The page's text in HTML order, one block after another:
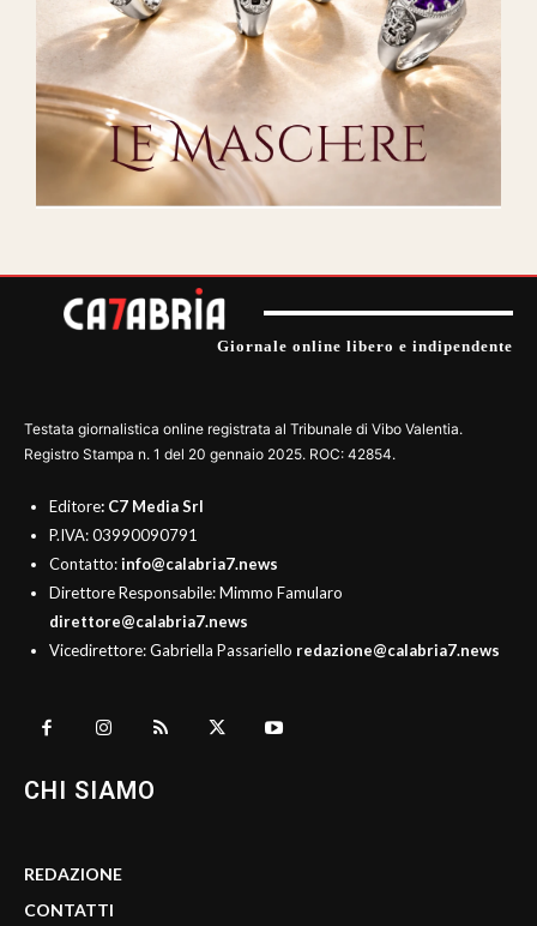
Giornale online libero e indipendente
Testata giornalistica online registrata al Tribunale di Vibo Valentia.
Registro Stampa n. 1 del 20 gennaio 2025. ROC: 42854.
Editore: C7 Media Srl
P.IVA: 03990090791
Contatto:info@calabria7.news
Direttore Responsabile: Mimmo Famularo
direttore@calabria7.news
Vicedirettore: Gabriella Passariello redazione@calabria7.news
CHI SIAMO
REDAZIONE
CONTATTI